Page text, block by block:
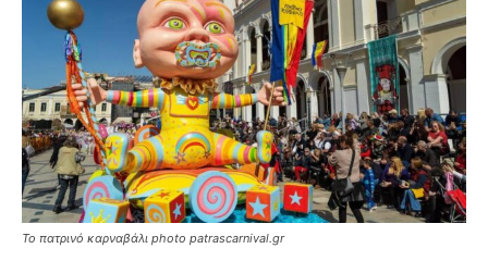
Το πατρινό καρναβάλι photo patrascarnival.gr